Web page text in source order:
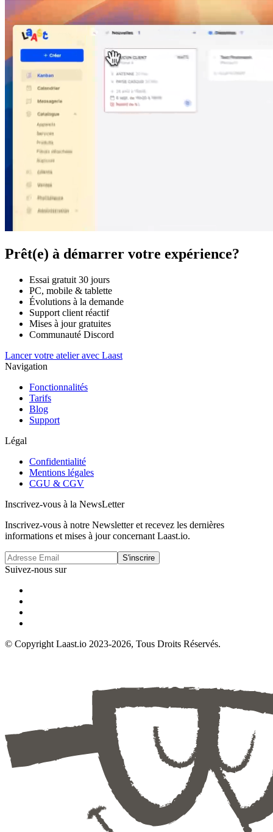
Prêt(e) à démarrer votre expérience?
Essai gratuit 30 jours
PC, mobile & tablette
Évolutions à la demande
Support client réactif
Mises à jour gratuites
Communauté Discord
Lancer votre atelier avec Laast
Navigation
Fonctionnalités
Tarifs
Blog
Support
Légal
Confidentialité
Mentions légales
CGU & CGV
Inscrivez-vous à la NewsLetter
Inscrivez-vous à notre Newsletter et recevez les dernières
informations et mises à jour concernant Laast.io.
S'inscrire
Suivez-nous sur
© Copyright Laast.io 2023-2026, Tous Droits Réservés.